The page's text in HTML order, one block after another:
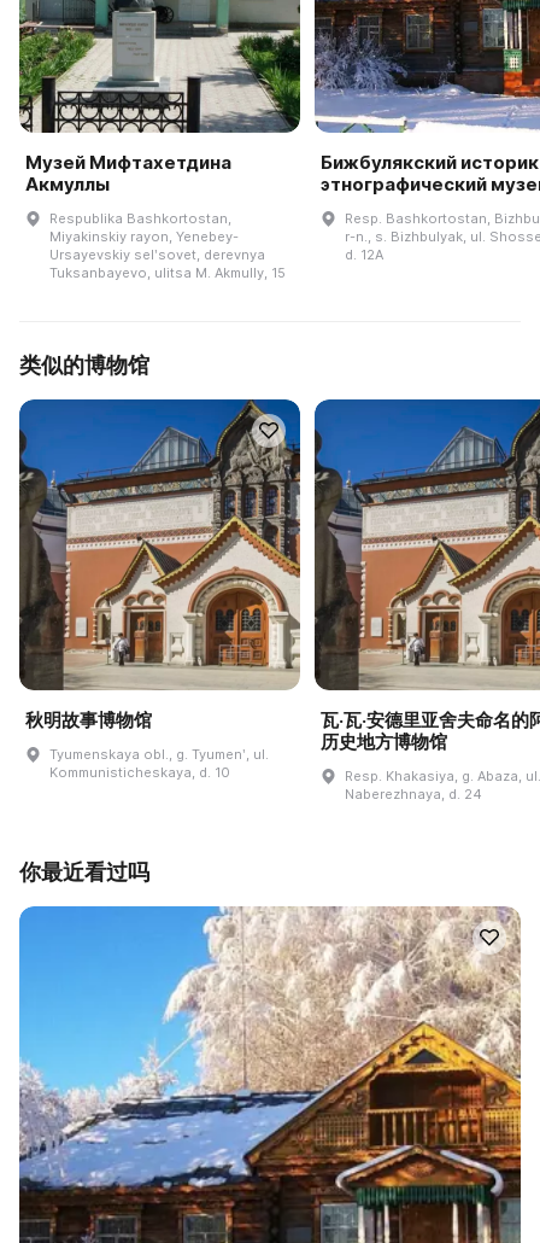
Музей Мифтахетдина
Акмуллы
Respublika Bashkortostan,
Miyakinskiy rayon, Yenebey-
Ursayevskiy selʹsovet, derevnya
Tuksanbayevo, ulitsa M. Akmully, 15
Бижбулякский
этнографический
Resp. Bashkortostan,
r-n., s. Bizhbulyak, ul.
d. 12A
类似的博物馆
秋明故事博物馆
Tyumenskaya obl., g. Tyumenʹ, ul.
Kommunisticheskaya, d. 10
瓦·瓦·安德里亚舍夫命名的
历史地方博物馆
Resp. Khakasiya, g. Abaza, ul.
Naberezhnaya, d. 24
你最近看过吗